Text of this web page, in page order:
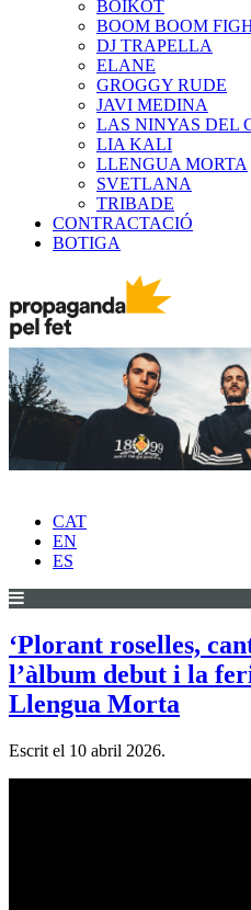
BOIKOT
BOOM BOOM
DJ TRAPELLA
ELANE
GROGGY RUDE
JAVI MEDINA
LAS NINYAS DEL
LIA KALI
LLENGUA MORTA
SVETLANA
TRIBADE
CONTRACTACIÓ
BOTIGA
CAT
EN
ES
‘Plorant roselles,
l’àlbum debut i la
Llengua Morta
Escrit el 10 abril 2026.